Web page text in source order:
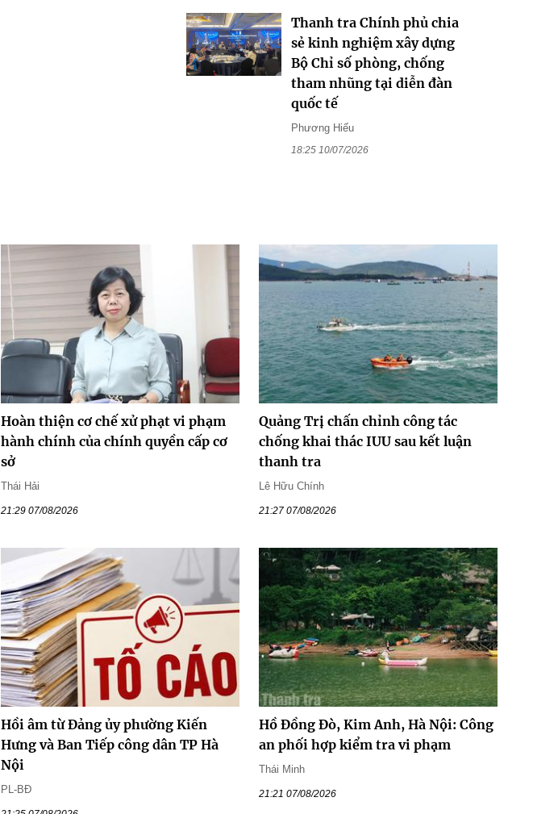
Thanh tra Chính phủ chia
sẻ kinh nghiệm xây dựng
Bộ Chỉ số phòng, chống
tham nhũng tại diễn đàn
quốc tế
Phương Hiếu
18:25 10/07/2026
Hoàn thiện cơ chế xử phạt vi phạm
hành chính của chính quyền cấp cơ
sở
Thái Hải
21:29 07/08/2026
Quảng Trị chấn chỉnh công tác
chống khai thác IUU sau kết luận
thanh tra
Lê Hữu Chính
21:27 07/08/2026
Hồi âm từ Đảng ủy phường Kiến
Hưng và Ban Tiếp công dân TP Hà
Nội
PL-BĐ
Hồ Đồng Đò, Kim Anh, Hà Nội: Công
an phối hợp kiểm tra vi phạm
Thái Minh
21:21 07/08/2026